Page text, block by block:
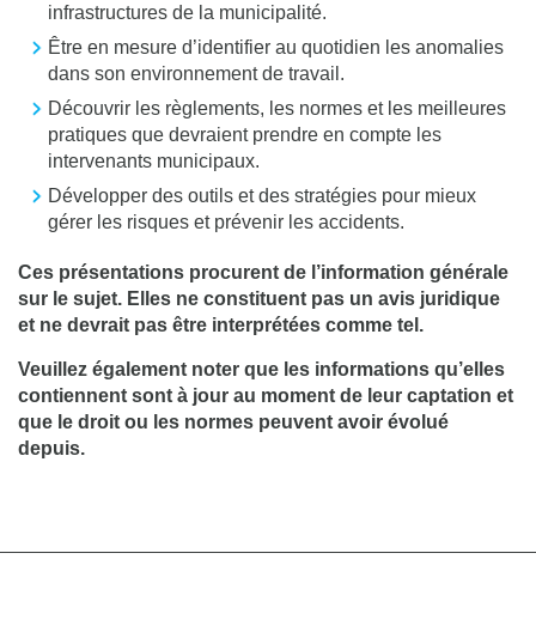
infrastructures de la municipalité.
Être en mesure d’identifier au quotidien les anomalies
dans son environnement de travail.
Découvrir les règlements, les normes et les meilleures
pratiques que devraient prendre en compte les
intervenants municipaux.
Développer des outils et des stratégies pour mieux
gérer les risques et prévenir les accidents.
Ces présentations procurent de l’information générale
sur le sujet. Elles ne constituent pas un avis juridique
et ne devrait pas être interprétées comme tel.
Veuillez également noter que les informations qu’elles
contiennent sont à jour au moment de leur captation et
que le droit ou les normes peuvent avoir évolué
depuis.